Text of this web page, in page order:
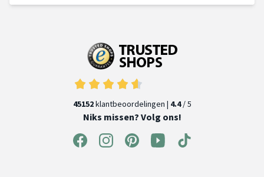
45152klantbeoordelingen | 4.4/ 5
Niks missen? Volg ons!